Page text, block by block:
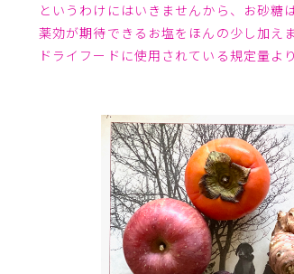
というわけにはいきませんから、お砂糖
薬効が期待できるお塩をほんの少し加え
ドライフードに使用されている規定量よ